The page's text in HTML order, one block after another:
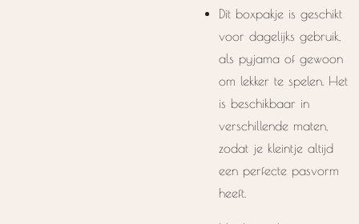
Dit boxpakje is geschikt
voor dagelijks gebruik,
als pyjama of gewoon
om lekker te spelen. Het
is beschikbaar in
verschillende maten,
zodat je kleintje altijd
een perfecte pasvorm
heeft.